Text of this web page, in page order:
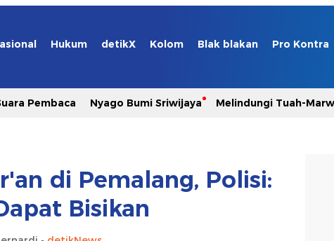
Hukum detikX Kolom Blak blakan Pro Kontra
Pembaca Nyago Bumi Sriwijaya Melindungi Tuah-
di Pemalang, Polisi:
Bisikan